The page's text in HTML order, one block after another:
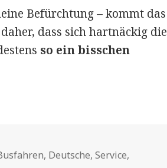
Befürchtung – kommt das
dass sich hartnäckig die
so ein bisschen
, Deutsche,Service,